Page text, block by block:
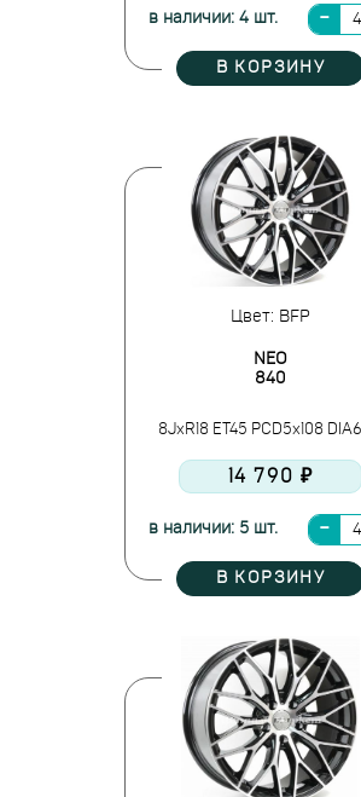
в наличии: 4 шт.
В КОРЗИНУ
Цвет: BFP
NEO
840
8JxR18 ET45 PCD5x108
14 790 ₽
в наличии: 5 шт.
В КОРЗИНУ